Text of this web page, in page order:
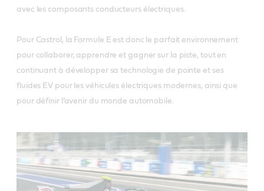
avec les composants conducteurs électriques.
Pour Castrol, la Formule E est donc le parfait environnement
pour collaborer, apprendre et gagner sur la piste, tout en
continuant à développer sa technologie de pointe et ses
fluides EV pour les véhicules électriques modernes, ainsi que
pour définir l’avenir du monde automobile.